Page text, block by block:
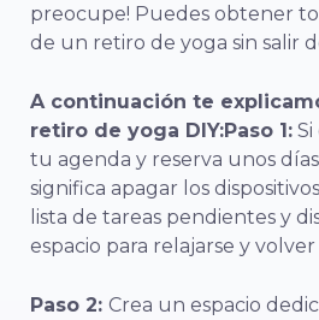
preocupe! Puedes obtener
de un retiro de yoga sin salir
A continuación te
retiro de yoga DIY:Paso 1:
tu agenda y reserva unos
significa apagar los
lista de tareas pendientes y
espacio para relajarse y
Paso 2: Crea un espacio